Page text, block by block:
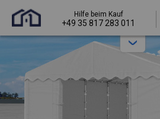
Hilfe beim Kauf
+49 35 817 283 011